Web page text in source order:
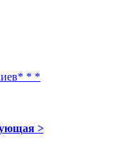
* *
>